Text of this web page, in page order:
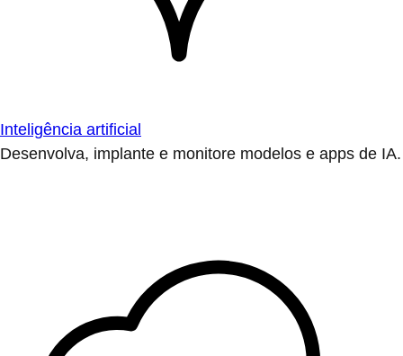
Inteligência artificial
Desenvolva, implante e monitore modelos e apps de IA.